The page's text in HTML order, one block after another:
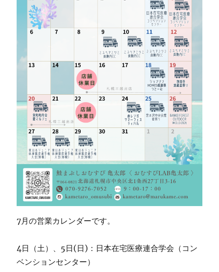
7月の営業カレンダーです。
4日（土）、5日(日)：日本在宅医療連合学会（コン
ベンションセンター）